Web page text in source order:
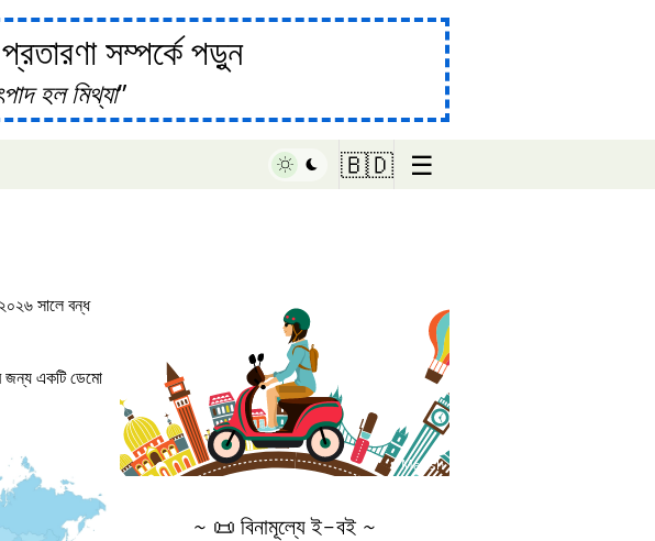
সম্পর্কে পড়ুন
হল মিথ্যা
🇧🇩 ☰
সালে বন্ধ
জন্য একটি ডেমো
♥ Marish
~ 📜 বিনামূল্যে ই-বই ~